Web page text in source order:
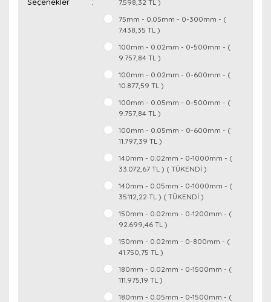
7.598,32 TL )
75mm - 0.05mm - 0-300mm - (
7.438,35 TL )
100mm - 0.02mm - 0-500mm - (
9.757,84 TL )
100mm - 0.02mm - 0-600mm - (
10.877,59 TL )
100mm - 0.05mm - 0-500mm - (
9.757,84 TL )
100mm - 0.05mm - 0-600mm - (
11.797,39 TL )
140mm - 0.02mm - 0-1000mm - (
33.072,67 TL ) ( TÜKENDİ )
140mm - 0.05mm - 0-1000mm - (
35.112,22 TL ) ( TÜKENDİ )
150mm - 0.02mm - 0-1200mm - (
92.699,46 TL )
150mm - 0.02mm - 0-800mm - (
41.750,75 TL )
180mm - 0.02mm - 0-1500mm - (
111.975,19 TL )
180mm - 0.05mm - 0-1500mm - (